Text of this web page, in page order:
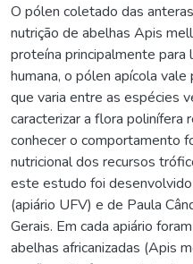
O pólen coletado das
nutrição de abelhas Apis
proteína principalmente para
humana, o pólen apícola
que varia entre as espécies
caracterizar a flora polinífera
conhecer o comportamento
nutricional dos recursos
este estudo foi
(apiário UFV) e de Paula
Gerais. Em cada apiário
abelhas africanizadas (Apis